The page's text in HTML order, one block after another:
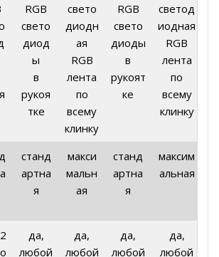
RGB
свето
диод
ы
в
рукоя
тке
свето
диодн
ая
RGB
лента
по
всему
клинку
RGB
свето
диоды
в
рукоят
ке
светод
иодная
RGB
лента
по
всему
клинку
станд
артна
я
макси
мальн
ая
станд
артна
я
максим
альная
да,
любой
да,
любой
да,
любой
да,
любой